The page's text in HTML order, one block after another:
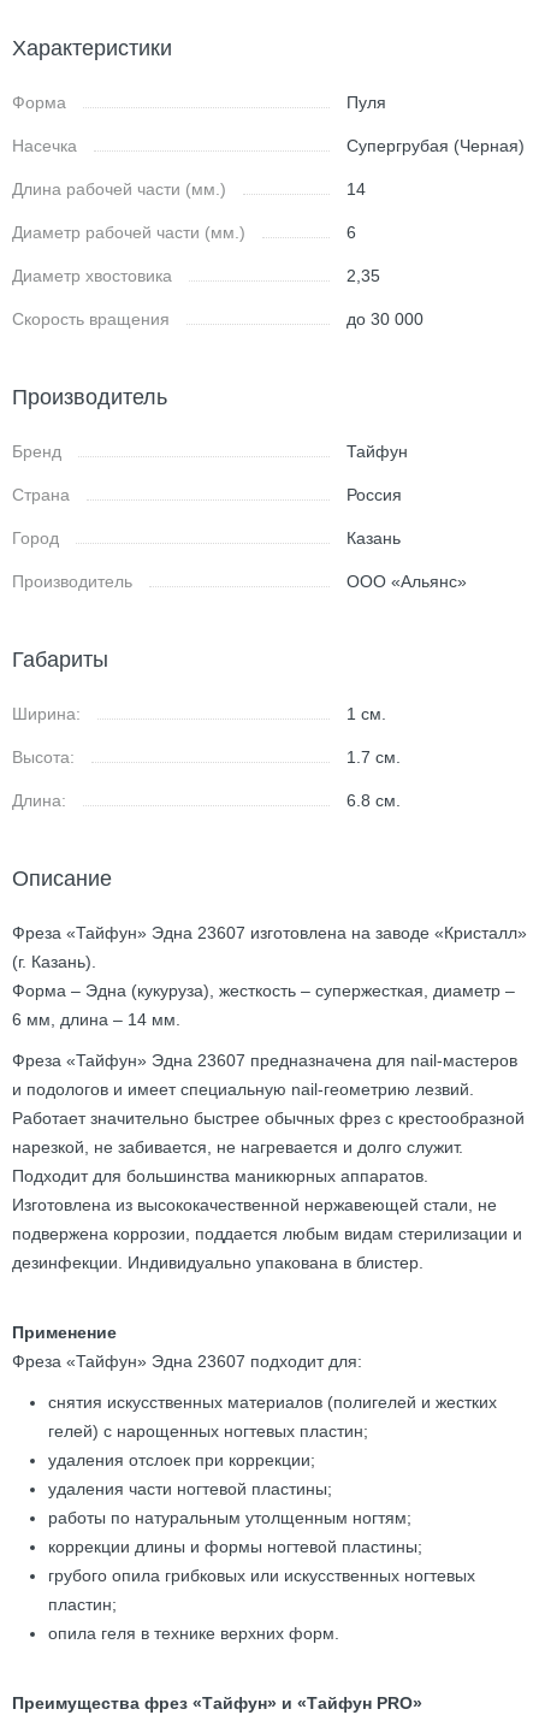
Характеристики
Форма Пуля
Насечка Супергрубая (Черная)
Длина рабочей части (мм.) 14
Диаметр рабочей части (мм.) 6
Диаметр хвостовика 2,35
Скорость вращения до 30 000
Производитель
Бренд Тайфун
Страна Россия
Город Казань
Производитель ООО «Альянс»
Габариты
Ширина: 1см.
Высота: 1.7см.
Длина: 6.8см.
Описание
Фреза «Тайфун» Эдна 23607 изготовлена на заводе «Кристалл»
(г. Казань).
Форма – Эдна (кукуруза), жесткость – супержесткая, диаметр –
6 мм, длина – 14 мм.
Фреза «Тайфун» Эдна 23607 предназначена для nail-мастеров
и подологов и имеет специальную nail-геометрию лезвий.
Работает значительно быстрее обычных фрез с крестообразной
нарезкой, не забивается, не нагревается и долго служит.
Подходит для большинства маникюрных аппаратов.
Изготовлена из высококачественной нержавеющей стали, не
подвержена коррозии, поддается любым видам стерилизации и
дезинфекции. Индивидуально упакована в блистер.
Применение
Фреза «Тайфун» Эдна 23607 подходит для:
снятия искусственных материалов (полигелей и жестких
гелей) с нарощенных ногтевых пластин;
удаления отслоек при коррекции;
удаления части ногтевой пластины;
работы по натуральным утолщенным ногтям;
коррекции длины и формы ногтевой пластины;
грубого опила грибковых или искусственных ногтевых
пластин;
опила геля в технике верхних форм.
Преимущества фрез «Тайфун» и «Тайфун PRO»